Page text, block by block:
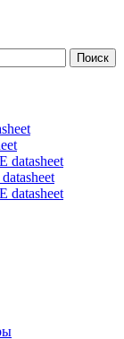
datasheet
datasheet